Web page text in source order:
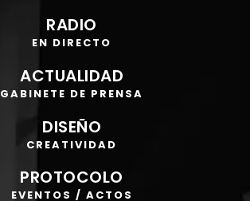
RADIO
EN DIRECTO
ACTUALIDAD
GABINETE DE PRENSA
DISEÑO
CREATIVIDAD
PROTOCOLO
EVENTOS / ACTOS